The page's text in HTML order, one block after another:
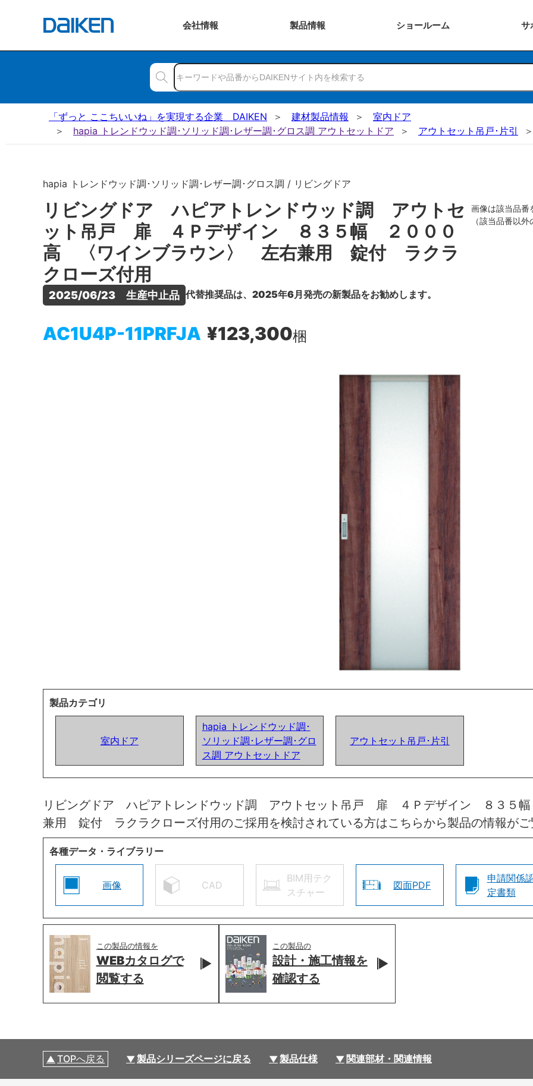
会社情報 製品情報 ショールーム サ
「ずっと ここちいいね」を実現する企業 DAIKEN 建材製品情報
室内ドア
hapia トレンドウッド調･ソリッド調･レザー調･グロス調 アウトセットドア
アウトセット吊戸･片引
hapia トレンドウッド調･ソリッド調･レザー調･グロス調 / リビングドア
リビングドア ハピアトレンドウッド調 アウトセ
ット吊戸 扉 ４Ｐデザイン ８３５幅 ２０００
高 〈ワインブラウン〉 左右兼用 錠付 ラクラ
クローズ付用
2025/06/23　生産中止品 代替推奨品は、2025年6月発売の新製品をお勧めします。
AC1U4P-11PRFJA ¥123,300梱
画像は該当品番
（該当品番以
製品カテゴリ
室内ドア
hapia トレンドウッド調･
ソリッド調･レザー調･グロ
ス調 アウトセットドア
アウトセット吊戸･片引
リビングドア ハピアトレンドウッド調 アウトセット吊戸 扉 ４Ｐデザイン ８３５
兼用 錠付 ラクラクローズ付用のご採用を検討されている方はこちらから製品の情報がご
各種データ・ライブラリー
画像 CAD
BIM用テク
スチャー
図面PDF
申請関係
定書類
この製品の情報を
WEBカタログで
閲覧する
この製品の
設計・施工情報を
確認する
TOPへ戻る 製品シリーズページに戻る 製品仕様 関連部材・関連情報